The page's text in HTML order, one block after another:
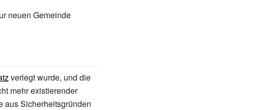
neuen Gemeinde
verlegt wurde, und die
mehr existierender
aus Sicherheitsgründen